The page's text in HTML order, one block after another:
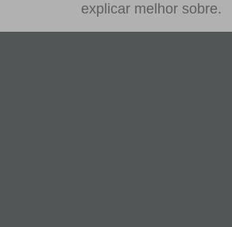
explicar melhor sobre.